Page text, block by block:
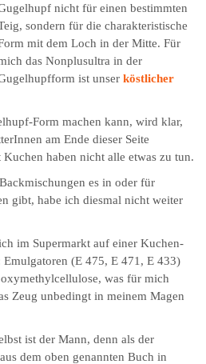
nicht für einen bestimmten
sondern für die charakteristische
mit dem Loch in der Mitte. Für
das Nonplusultra in der
ist unser köstlicher
Form machen kann, wird klar,
am Ende dieser Seite
haben nicht alle etwas zu tun.
es in oder für
gibt, habe ich diesmal nicht weiter
im Supermarkt auf einer Kuchen-
Emulgatoren (E 475, E 471, E 433)
was für mich
Zeug unbedingt in meinem Magen
ist der Mann, denn als der
dem oben genannten Buch in